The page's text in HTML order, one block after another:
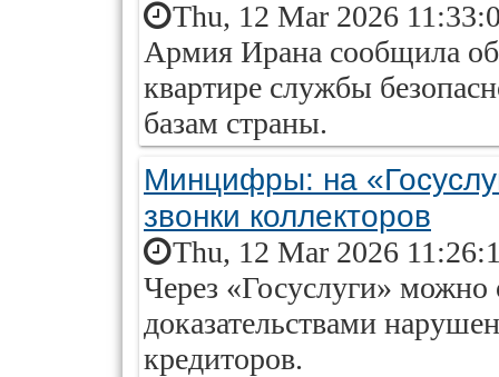
Thu, 12 Mar 2026
Армия Ирана сообщила
квартире службы
базам страны.
Минцифры: на
звонки коллекторов
Thu, 12 Mar 2026
Через «Госуслуги» можно
доказательствами
кредиторов.